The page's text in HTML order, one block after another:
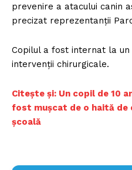
prevenire a atacului canin
precizat reprezentanţii
Copilul a fost internat la
intervenţii chirurgicale.
Citește și: Un copil de 10
fost mușcat de o haită de
școală